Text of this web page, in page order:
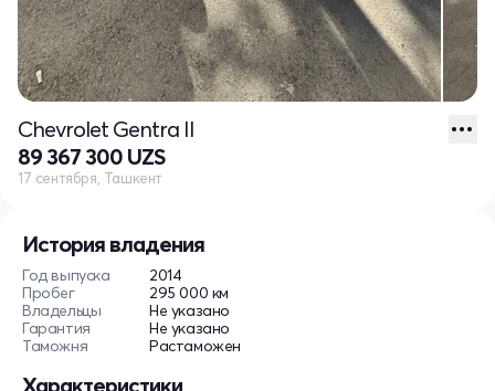
История владения
Год выпуска
2014
Пробег
295 000 км
Владельцы
Не указано
Гарантия
Не указано
Таможня
Растаможен
Характеристики
Chevrolet Gentra II
89 367 300 UZS
17 сентября, Ташкент